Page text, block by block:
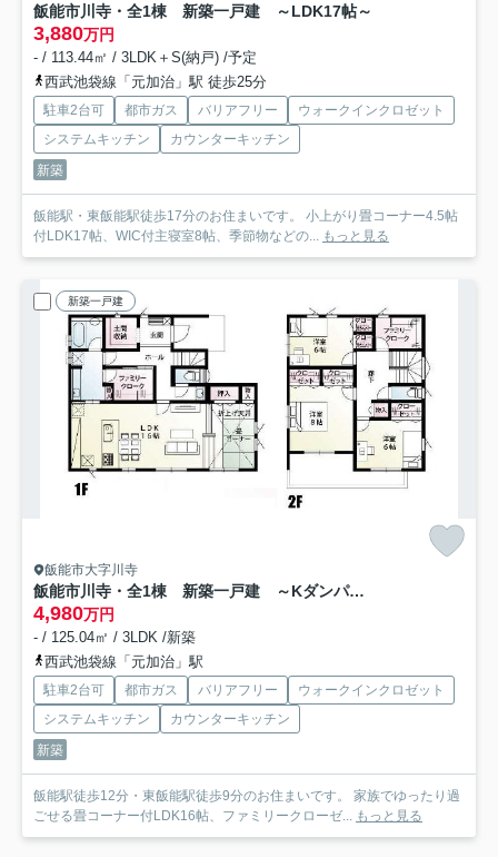
飯能市川寺・全1棟 新築一戸建 ～LDK17帖～
3,880万円
- / 113.44㎡ / 3LDK＋S(納戸) /予定
西武池袋線「元加治」駅 徒歩25分
駐車2台可 都市ガス バリアフリー
ウォークインクロゼット
システムキッチン
カウンターキッチン
新築
飯能駅・東飯能駅徒歩17分のお住まいです。 小上がり畳コーナー4.5帖
付LDK17帖、WIC付主寝室8帖、季節物などの...
もっと見る
新築一戸建
飯能市大字川寺
飯能市川寺・全1棟 新築一戸建 ～Kダンパー搭載～
4,980万円
- / 125.04㎡ / 3LDK /新築
西武池袋線「元加治」駅
駐車2台可 都市ガス バリアフリー
ウォークインクロゼット
システムキッチン
カウンターキッチン
新築
飯能駅徒歩12分・東飯能駅徒歩9分のお住まいです。 家族でゆったり過
ごせる畳コーナー付LDK16帖、ファミリークローゼ...
もっと見る